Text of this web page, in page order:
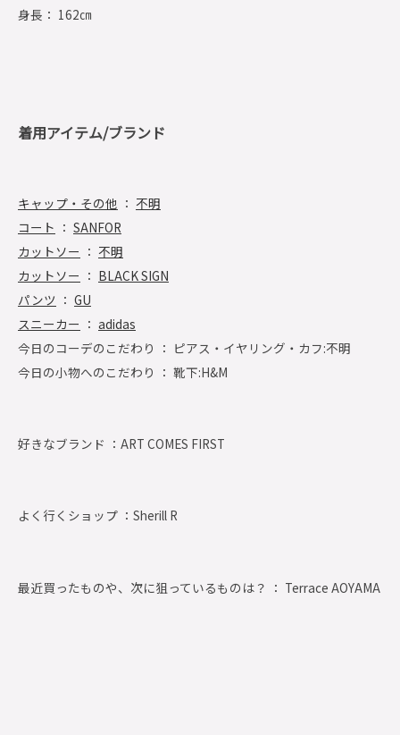
身長： 162㎝
着用アイテム/ブランド
キャップ・その他 ： 不明
コート ： SANFOR
カットソー ： 不明
カットソー ： BLACK SIGN
パンツ ： GU
スニーカー ： adidas
今日のコーデのこだわり ： ピアス・イヤリング・カフ:不明
今日の小物へのこだわり ： 靴下:H&M
好きなブランド ： ART COMES FIRST
よく行くショップ ： Sherill R
最近買ったものや、次に狙っているものは？ ： Terrace AOYAMA